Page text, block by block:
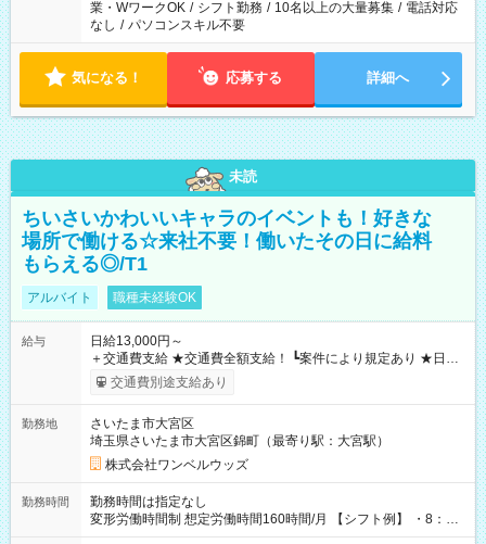
業・WワークOK / シフト勤務 / 10名以上の大量募集 / 電話対応
なし / パソコンスキル不要
気になる！ 応募する 詳細へ
未読
ちいさいかわいいキャラのイベントも！好きな
場所で働ける☆来社不要！働いたその日に給料
もらえる◎/T1
アルバイト 職種未経験OK
給与
日給13,000円～
＋交通費支給 ★交通費全額支給！ ┗案件により規定あり ★日払
いOK！（規定あり） ┗働いたその日に現金GET♪ お仕事後はコ
ンビニATMから 日払い分を引き落とせます！ 【試用期間】試
交通費別途支給あり
勤務地
さいたま市大宮区
埼玉県さいたま市大宮区錦町（最寄り駅：大宮駅）
株式会社ワンベルウッズ
勤務時間
勤務時間は指定なし
変形労働時間制 想定労働時間160時間/月 【シフト例】 ・8：00
～21：00